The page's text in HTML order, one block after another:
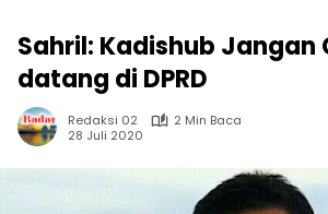
Sahril: Kadishub
datang di DPRD
Redaksi 02
2 Min Baca
28 Juli 2020